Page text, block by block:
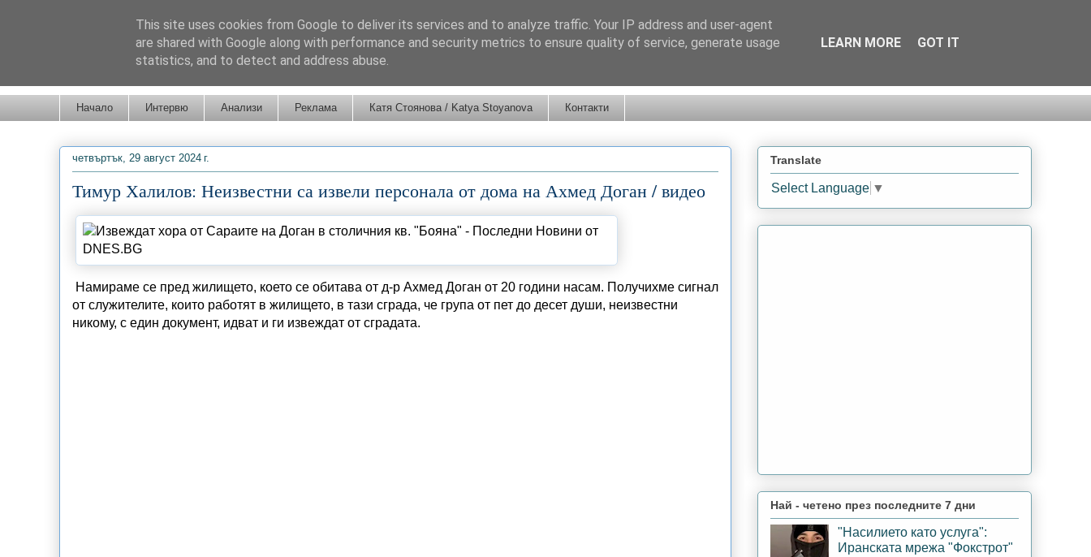
Начало Интервю Анализи Реклама Катя Стоянова / Katya Stoyanova Контакти
четвъртък, 29 август 2024 г.
Тимур Халилов: Неизвестни са извели персонала от дома на Ахмед Доган / видео
Намираме се пред жилището, което се обитава от д-р Ахмед Доган от 20 години насам. Получихме сигнал
от служителите, които работят в жилището, в тази сграда, че група от пет до десет души, неизвестни
никому, с един документ, идват и ги извеждат от сградата.
Translate
Select Language ▼
Най - четено през последните 7 дни
"Насилието като услуга":
Иранската мрежа "Фокстрот"
This site uses cookies from Google to deliver its services and to analyze traffic. Your IP address and user-agent
are shared with Google along with performance and security metrics to ensure quality of service, generate usage
statistics, and to detect and address abuse.
LEARN MORE GOT IT